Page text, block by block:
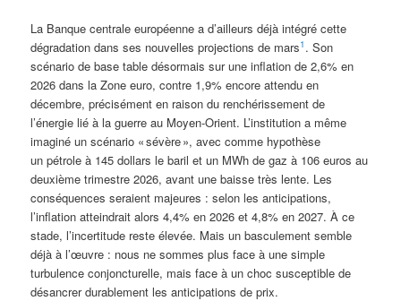
La Banque centrale européenne a d’ailleurs déjà intégré cette
dégradation dans ses nouvelles projections de mars1 . Son
scénario de base table désormais sur une inflation de 2,6% en
2026 dans la Zone euro, contre 1,9% encore attendu en
décembre, précisément en raison du renchérissement de
l’énergie lié à la guerre au Moyen-Orient. L’institution a même
imaginé un scénario « sévère », avec comme hypothèse
un pétrole à 145 dollars le baril et un MWh de gaz à 106 euros au
deuxième trimestre 2026, avant une baisse très lente. Les
conséquences seraient majeures : selon les anticipations,
l’inflation atteindrait alors 4,4% en 2026 et 4,8% en 2027. À ce
stade, l’incertitude reste élevée. Mais un basculement semble
déjà à l’œuvre : nous ne sommes plus face à une simple
turbulence conjoncturelle, mais face à un choc susceptible de
désancrer durablement les anticipations de prix.